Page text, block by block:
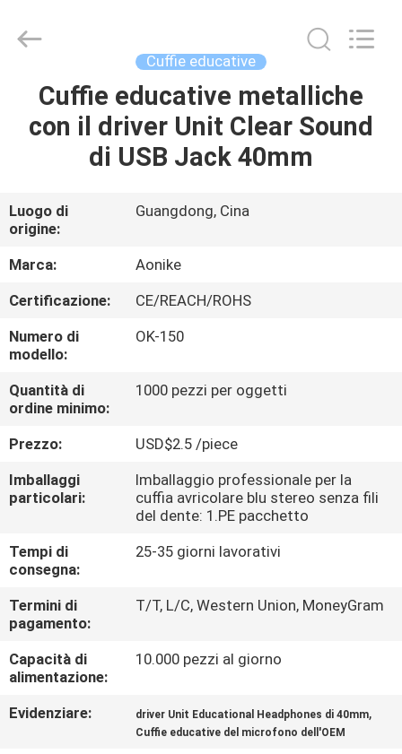
CASA
PRODOTTI
CIRCA
NOI
GIRO
DELLA
FABBRICA
CONTROLLO
DI
QUALITÀ
UNA
CITAZIONE
MAPPA
Electronics
Co,ltd.
Cuffie educative
Cuffie educative metalliche
con il driver Unit Clear Sound
di USB Jack 40mm
Luogo di
origine:
Guangdong, Cina
Marca:
Aonike
Certificazione:
CE/REACH/ROHS
Numero di
modello:
OK-150
Quantità di
ordine minimo:
1000 pezzi per oggetti
Prezzo:
USD$2.5 /piece
Imballaggi
particolari:
Imballaggio professionale per la
cuffia avricolare blu stereo senza fili
del dente: 1.PE pacchetto
Tempi di
consegna:
25-35 giorni lavorativi
Termini di
pagamento:
T/T, L/C, Western Union, MoneyGram
Capacità di
alimentazione:
10.000 pezzi al giorno
Evidenziare: driver Unit Educational Headphones di 40mm,
Cuffie educative del microfono dell'OEM